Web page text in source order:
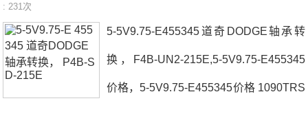
价格F4S-IP-207RF4B-SCM-112日本EA
SE轴承5-5V13.20-E455351参数5-5V13.
20-E455351价格,5-5V13.20-E455351采
: 231次
5-5V9.75-E455345道奇DODGE轴承转
换，F4B-UN2-215E,5-5V9.75-E455345
价格，5-5V9.75-E455345价格 1090TRS